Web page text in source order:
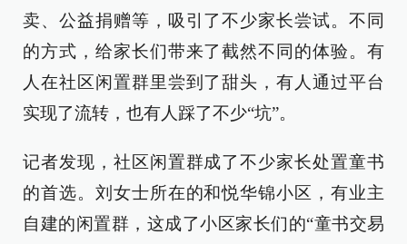
卖、公益捐赠等，吸引了不少家长尝试。不同
的方式，给家长们带来了截然不同的体验。有
人在社区闲置群里尝到了甜头，有人通过平台
实现了流转，也有人踩了不少“坑”。
记者发现，社区闲置群成了不少家长处置童书
的首选。刘女士所在的和悦华锦小区，有业主
自建的闲置群，这成了小区家长们的“童书交易